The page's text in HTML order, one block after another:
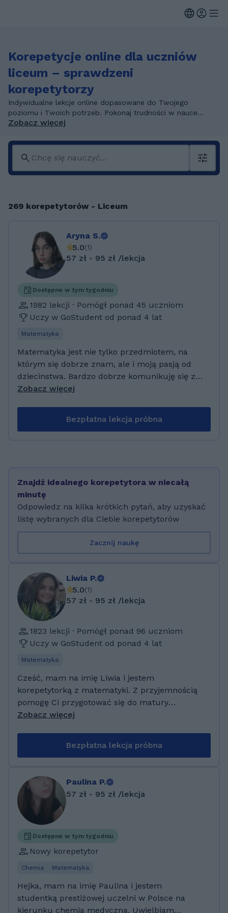
Korepetycje online dla uczniów
liceum – sprawdzeni
korepetytorzy
Indywidualne lekcje online dopasowane do Twojego
poziomu i Twoich potrzeb. Pokonaj trudności w nauce...
Zobacz więcej
269 korepetytorów - Liceum
Aryna S.
5.0(1)
57 zł - 95 zł /lekcja
Dostępne w tym tygodniu
1982 lekcji · Pomógł ponad 45 uczniom
Uczy w GoStudent od ponad 4 lat
Matematyka
Matematyka jest nie tylko przedmiotem, na
którym się dobrze znam, ale i moją pasją od
dziecinstwa. Bardzo dobrze komunikuję się z
ludźmi i znajdę podejście do każdego ucznia.
Staram się stworzyć luźną i przyjacielską
Międzynarodowym Centrum Kształcenia
Politechniki Krakowskiej (kierunek techniczny:
matematyka, fizyka, informatyka, grafika) oraz
studia na Uniwersytecie Jagiellońskim na
kierunku Iformatyka Stosowana
Zobacz więcej
Bezpłatna lekcja próbna
Znajdź idealnego korepetytora w niecałą
minutę
Odpowiedz na kilka krótkich pytań, aby uzyskać
listę wybranych dla Ciebie korepetytorów
Zacznij naukę
Liwia P.
5.0(1)
57 zł - 95 zł /lekcja
1823 lekcji · Pomógł ponad 96 uczniom
Uczy w GoStudent od ponad 4 lat
Matematyka
Cześć, mam na imię Liwia i jestem
korepetytorką z matematyki. Z przyjemnością
pomogę Ci przygotować się do matury
podstawowej i rozszerzonej z matematyki oraz
nadrabianiu zaległości. Gwarantuje Ci wysokie
zajęć. Najważniejsze jest dla mnie
zrozumienie materiału przez ucznia. Razem
przepracujemy wszelkie trudności :) Jestem
osobą bardzo zaangażowaną, cierpliwą,
zawsze daję z siebie 100%. Bardzo ważne jest
dla mnie indywidualne podejście do ucznia i
jego potrzeb. Uwielbiam uczyć i przekazywać
sukcesów w pomaganiu młodzieży przy
spełnianiu ich marzeń, niezależnie od tego czy
jest to dostanie się do wybranego liceum czy
zdanie matury. Podejmuję się nawet ciężkich
Zobacz więcej
Bezpłatna lekcja próbna
Paulina P.
57 zł - 95 zł /lekcja
Dostępne w tym tygodniu
Nowy korepetytor
Chemia Matematyka
Hejka, mam na imię Paulina i jestem
studentką prestiżowej uczelni w Polsce na
kierunku chemia medyczna. Uwielbiam